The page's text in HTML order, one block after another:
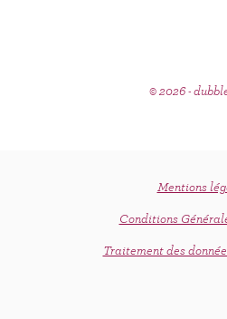
Mentions
Conditions
© 2026 -
Traitement des